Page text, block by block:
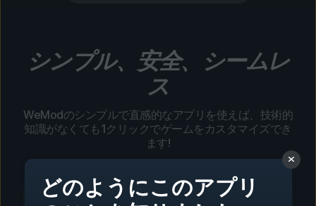
シンプル、安全、シームレ
ス
WeModのシンプルで直感的なアプリを使えば、技術的
知識がなくても1クリックでゲームをカスタマイズでき
ます!
どのようにこのアプリ